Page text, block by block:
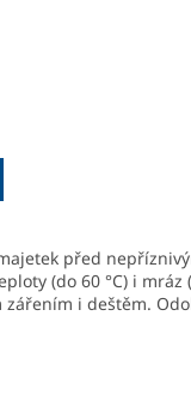
před
(do 60 °C) i mráz
i deštěm.